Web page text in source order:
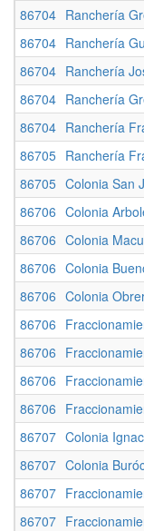
86704 Ranchería
86704 Ranchería
86704 Ranchería
86704 Ranchería
86704 Ranchería
86705 Ranchería
86705 Colonia San
86706 Colonia
86706 Colonia
86706 Colonia
86706 Colonia
86706
86706
86706
86706
86707 Colonia
86707 Colonia
86707
86707